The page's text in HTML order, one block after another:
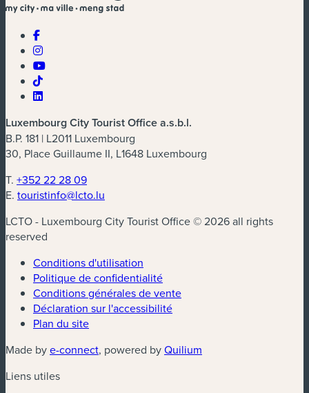
Luxembourg City Tourist Office a.s.b.l.
B.P. 181 | L2011 Luxembourg
30, Place Guillaume II, L1648 Luxembourg
T. +352 22 28 09
E. touristinfo@lcto.lu
LCTO - Luxembourg City Tourist Office © 2026 all rights
reserved
Conditions d'utilisation
Politique de confidentialité
Conditions générales de vente
Déclaration sur l'accessibilité
Plan du site
Made bye-connect(nouvelle fenêtre)
, powered byQuilium
Liens utiles